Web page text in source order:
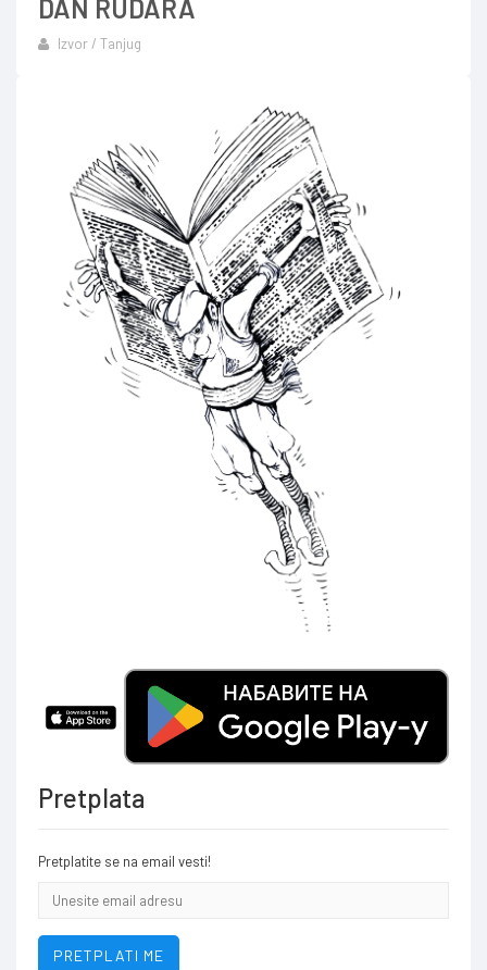
DAN RUDARA
Izvor / Tanjug
Pretplata
Pretplatite se na email vesti!
Email
addresa
PRETPLATI ME